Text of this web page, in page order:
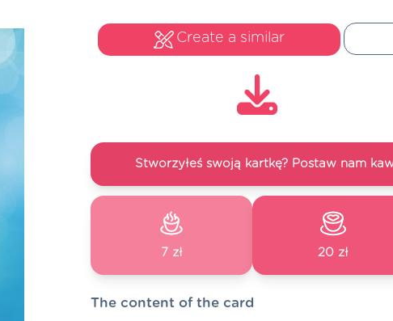
Create a similar
Stworzyłeś swoją kartkę? Postaw nam
7 zł 20 zł
The content of the card